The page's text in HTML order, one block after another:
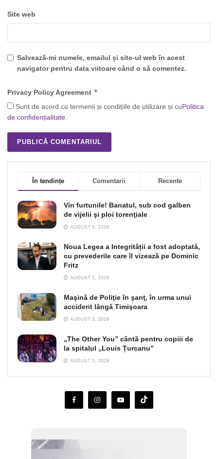
Site web
Salvează-mi numele, emailul și site-ul web în acest
navigator pentru data viitoare când o să comentez.
Privacy Policy Agreement *
Sunt de acord cu termenii și condițiile de utilizare și cuPolitica
de confidențialitate
În tendințe Comentarii Recente
Vin furtunile! Banatul, sub cod galben
de vijelii şi ploi torenţiale
AUGUST 5, 2026
Noua Legea a Integrității a fost adoptată,
cu prevederile care îl vizează pe Dominic
Fritz
AUGUST 5, 2026
Maşină de Poliţie în şanţ, în urma unui
accident lângă Timişoara
AUGUST 5, 2026
„The Other You” cântă pentru copiii de
la spitalul „Louis Țurcanu”
AUGUST 5, 2026